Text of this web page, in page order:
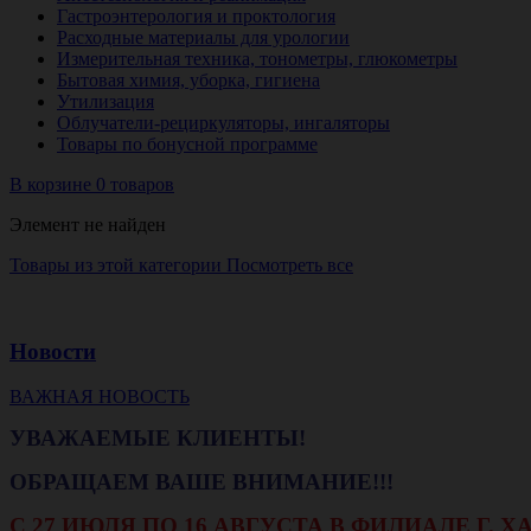
Гастроэнтерология и проктология
Расходные материалы для урологии
Измерительная техника, тонометры, глюкометры
Бытовая химия, уборка, гигиена
Утилизация
Облучатели-рециркуляторы, ингаляторы
Товары по бонусной программе
В корзине 0 товаров
Элемент не найден
Товары из этой категории Посмотреть все
Новости
ВАЖНАЯ НОВОСТЬ
УВАЖАЕМЫЕ КЛИЕНТЫ!
ОБРАЩАЕМ ВАШЕ ВНИМАНИЕ!!!